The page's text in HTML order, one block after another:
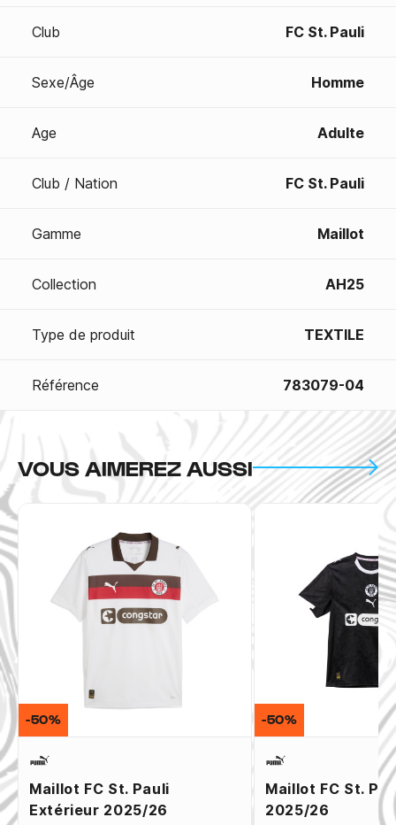
Club FC St. Pauli
Sexe/Âge Homme
Age Adulte
Club / Nation FC St. Pauli
Gamme Maillot
Collection AH25
Type de produit TEXTILE
Référence 783079-04
VOUS AIMEREZ AUSSI
Maillot FC St. Pauli
Extérieur 2025/26
-50%
Maillot FC St.
2025/26
-50%